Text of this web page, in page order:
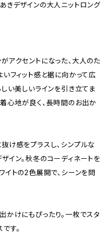
きデザインの大人ニットロング
アクセントになった、大人のた
いフィット感と裾に向かって広
い美しいラインを引き立てま
心地が良く、長時間のお出か
け感をプラスし、シンプルな
イン。秋冬のコーディネートを
イトの2色展開で、シーンを問
かけにもぴったり。一枚でスタ
す。